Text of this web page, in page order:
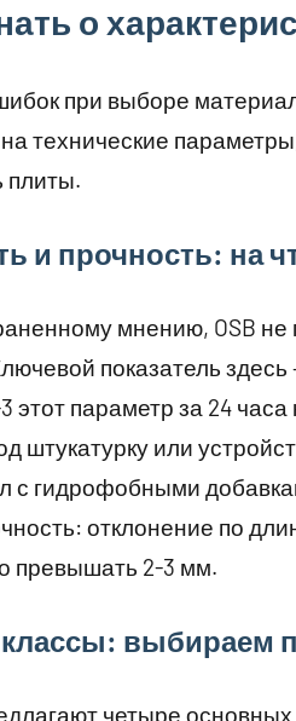
о
при выборе
технические
плиты.
и прочность: на
мнению, OSB
показатель
этот параметр за 24
штукатурку или
с гидрофобными
отклонение по
превышать 2-3 мм.
выбираем
четыре основных